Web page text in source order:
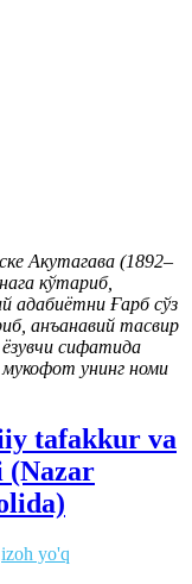
Акутагава (1892–
кўтариб,
адабиётни Ғарб сўз
анъанавий тасвир
сифатида
унинг номи
tafakkur va
(Nazar
izoh yo'q